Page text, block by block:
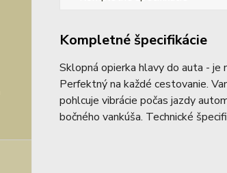
Kompletné špecifikácie
Sklopná opierka hlavy do auta -
Perfektný na každé cestovanie.
pohlcuje vibrácie počas jazdy
bočného vankúša. Technické